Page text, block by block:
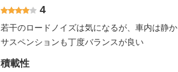
4
若干のロードノイズは気になるが、車内は静か
サスペンションも丁度バランスが良い
積載性